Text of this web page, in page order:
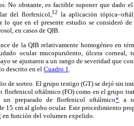
No obstante, es factible suponer que dado el
del florfenicol, 12 la aplicación
lo que en el presente estudio se consideró
en casos de QIB.
de la QIB relativamente homogéneo en
ocular mucopurulento, úlcera corneal,
se ajustaron a un rango de severidad que
descrito en el Cuadro 1.
de sorteo. El grupo testigo (GT) se dejó sin
florfenicol oftálmico (FO) como en el grupo
preparado de florfenicol oftálmico* a
15 cm al globo ocular. Este procedimiento
en función del volumen expelido.